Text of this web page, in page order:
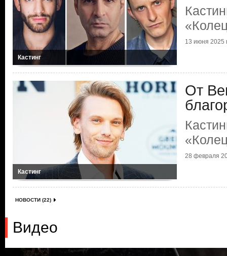
Кастинг
13 июня 2025
Кастинг
От
28 февраля
НОВОСТИ (22)
Видео